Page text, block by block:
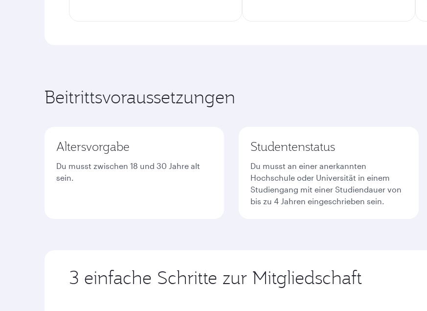
Beitrittsvoraussetzungen
Altersvorgabe
Du musst zwischen 18 und 30 Jahre alt
sein.
Studentenstatus
Du musst an einer anerkannten
Hochschule oder Universität in einem
Studiengang mit einer Studiendauer von
bis zu 4 Jahren eingeschrieben sein.
3 einfache Schritte zur Mitgliedschaft